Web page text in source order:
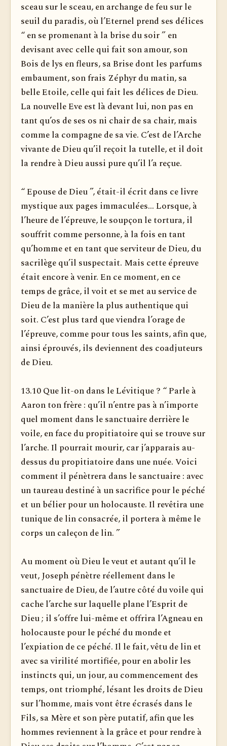
sceau sur le sceau, en archange de feu sur le
seuil du paradis, où l’Eternel prend ses délices
“ en se promenant à la brise du soir ” en
devisant avec celle qui fait son amour, son
Bois de lys en fleurs, sa Brise dont les parfums
embaument, son frais Zéphyr du matin, sa
belle Etoile, celle qui fait les délices de Dieu.
La nouvelle Eve est là devant lui, non pas en
tant qu’os de ses os ni chair de sa chair, mais
comme la compagne de sa vie. C’est de l’Arche
vi­vante de Dieu qu’il reçoit la tutelle, et il doit
la rendre à Dieu aussi pure qu’il l’a reçue.
“ Epouse de Dieu ”, était-il écrit dans ce livre
mystique aux pages immaculées... Lorsque, à
l’heure de l’épreuve, le soupçon le tortura, il
souffrit comme personne, à la fois en tant
qu’homme et en tant que serviteur de Dieu, du
sacrilège qu’il suspectait. Mais cette épreuve
était encore à venir. En ce moment, en ce
temps de grâce, il voit et se met au service de
Dieu de la manière la plus authentique qui
soit. C’est plus tard que viendra l’orage de
l’épreuve, comme pour tous les saints, afin que,
ainsi éprouvés, ils deviennent des coadjuteurs
de Dieu.
13.10 Que lit-on dans le Lévitique ? “ Parle à
Aaron ton frère : qu’il n’entre pas à n’importe
quel moment dans le sanctuaire derrière le
voile, en face du propitiatoire qui se trouve sur
l’arche. Il pourrait mourir, car j’apparais au-
dessus du propitiatoire dans une nuée. Voici
comment il pénètrera dans le sanctuaire : avec
un taureau destiné à un sacrifice pour le péché
et un bélier pour un holocauste. Il revêtira une
tunique de lin consacrée, il portera à même le
corps un caleçon de lin. ”
Au moment où Dieu le veut et autant qu’il le
veut, Joseph pénètre réellement dans le
sanctuaire de Dieu, de l’autre côté du voile qui
cache l’arche sur laquelle plane l’Esprit de
Dieu ; il s’offre lui-même et offrira l’Agneau en
holocauste pour le péché du monde et
l’expiation de ce péché. Il le fait, vêtu de lin et
avec sa virilité mortifiée, pour en abolir les
instincts qui, un jour, au commencement des
temps, ont triomphé, lésant les droits de Dieu
sur l’homme, mais vont être écrasés dans le
Fils, sa Mère et son père putatif, afin que les
hommes reviennent à la grâce et pour rendre à